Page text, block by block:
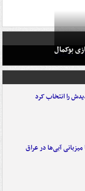
بوکمال
را انتخاب کرد